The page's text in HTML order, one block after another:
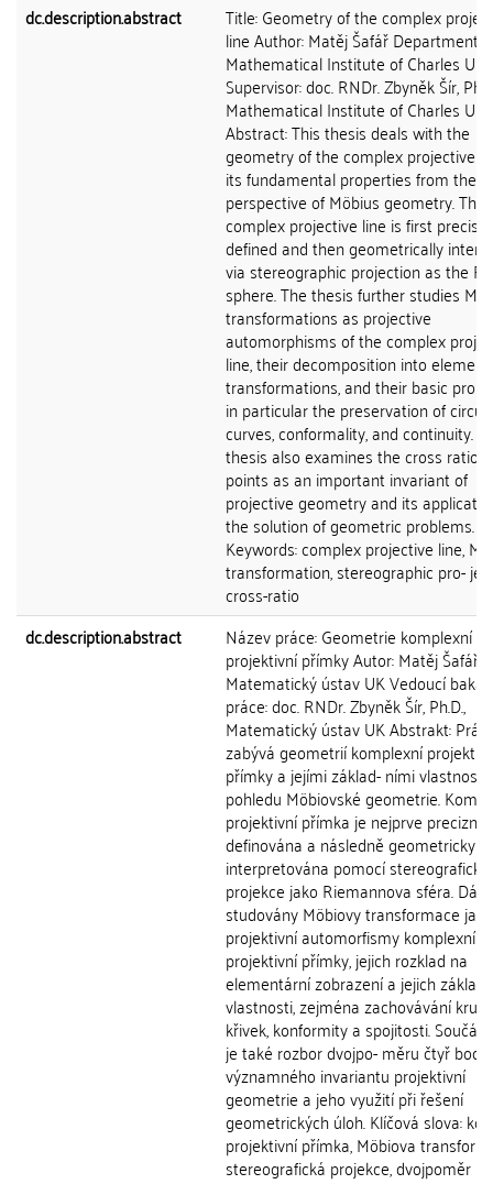
dc.description.abstract
Title: Geometry of the complex
line Author: Matěj Šafář Department:
Mathematical Institute of Charles
Supervisor: doc. RNDr. Zbyněk Šír,
Mathematical Institute of Charles
Abstract: This thesis deals with the
geometry of the complex projective
its fundamental properties from the
perspective of Möbius geometry. The
complex projective line is first
defined and then geometrically
via stereographic projection as the
sphere. The thesis further studies
transformations as projective
automorphisms of the complex
line, their decomposition into
transformations, and their basic
in particular the preservation of
curves, conformality, and continuity.
thesis also examines the cross ratio
points as an important invariant of
projective geometry and its
the solution of geometric problems.
Keywords: complex projective line,
transformation, stereographic pro-
cross-ratio
dc.description.abstract
Název práce: Geometrie komplexní
projektivní přímky Autor: Matěj Šafář
Matematický ústav UK Vedoucí
práce: doc. RNDr. Zbyněk Šír, Ph.D.,
Matematický ústav UK Abstrakt:
zabývá geometrií komplexní
přímky a jejími základ- ními
pohledu Möbiovské geometrie.
projektivní přímka je nejprve precizně
definována a následně geometricky
interpretována pomocí stereografické
projekce jako Riemannova sféra.
studovány Möbiovy transformace jako
projektivní automorfismy komplexní
projektivní přímky, jejich rozklad na
elementární zobrazení a jejich
vlastnosti, zejména zachovávání
křivek, konformity a spojitosti.
je také rozbor dvojpo- měru čtyř
významného invariantu projektivní
geometrie a jeho využití při řešení
geometrických úloh. Klíčová slova:
projektivní přímka, Möbiova
stereografická projekce, dvojpoměr